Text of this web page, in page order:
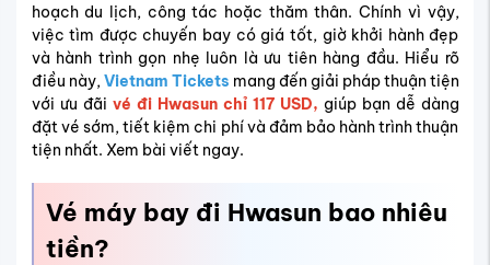
hoạch du lịch, công tác hoặc thăm thân. Chính vì vậy,
việc tìm được chuyến bay có giá tốt, giờ khởi hành đẹp
và hành trình gọn nhẹ luôn là ưu tiên hàng đầu. Hiểu rõ
điều này,Vietnam Tickets mang đến giải pháp thuận tiện
với ưu đãi vé đi Hwasun chỉ 117 USD, giúp bạn dễ dàng
đặt vé sớm, tiết kiệm chi phí và đảm bảo hành trình thuận
tiện nhất. Xem bài viết ngay.
Vé máy bay đi Hwasun bao nhiêu
tiền?